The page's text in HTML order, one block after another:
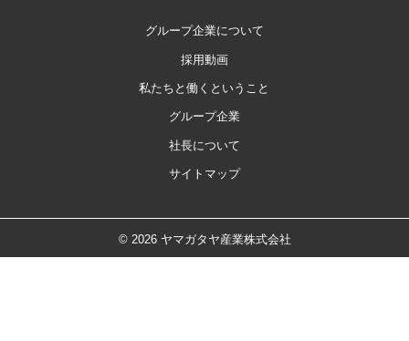
グループ企業について
採用動画
私たちと働くということ
グループ企業
社長について
サイトマップ
© 2026 ヤマガタヤ産業株式会社